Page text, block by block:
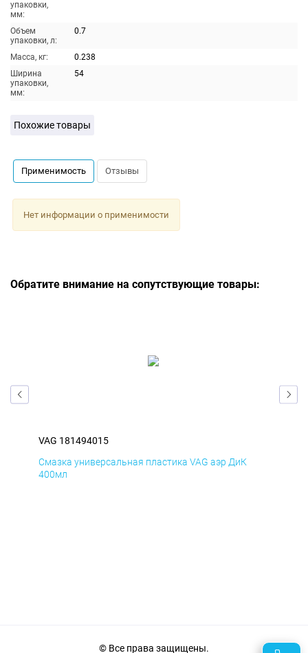
упаковки,
мм:
Объем
упаковки, л:
0.7
Масса, кг:
0.238
Ширина
упаковки,
мм:
54
Похожие товары
Применимость Отзывы
Нет информации о применимости
Обратите внимание на сопутствующие товары:
VAG 181494015
Смазка универсальная пластика VAG аэр ДиК
400мл
© Все права защищены.